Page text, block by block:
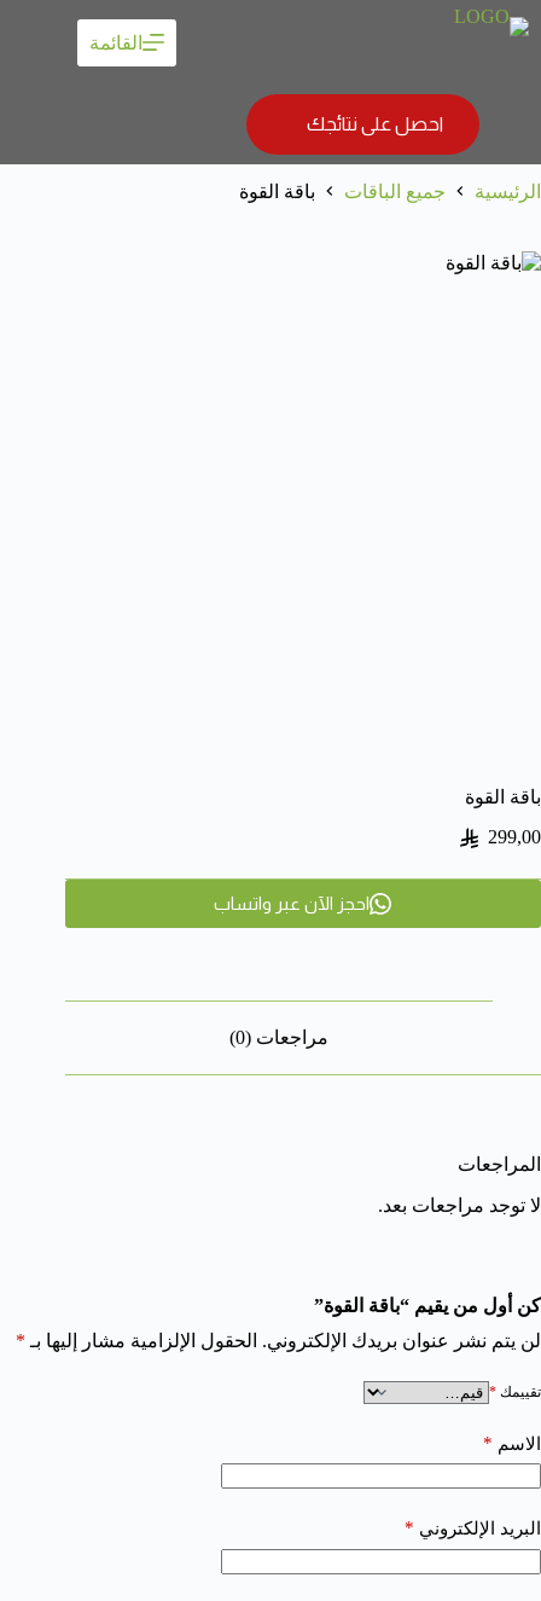
القائمة
احصل على نتائجك
الرئيسية جميع الباقات باقة القوة
باقة القوة
299,00
احجز الآن عبر واتساب
مراجعات (0)
المراجعات
لا توجد مراجعات بعد.
كن أول من يقيم “باقة القوة”
لن يتم نشر عنوان بريدك الإلكتروني. الحقول الإلزامية مشار إليها بـ *
تقييمك *
الاسم *
البريد الإلكتروني *